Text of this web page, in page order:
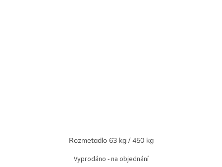
Rozmetadlo 63 kg / 450 kg
Vyprodáno - na objednání